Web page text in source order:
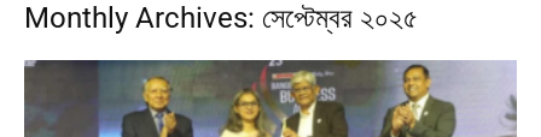
Monthly Archives: সেপ্টেম্বর ২০২৫